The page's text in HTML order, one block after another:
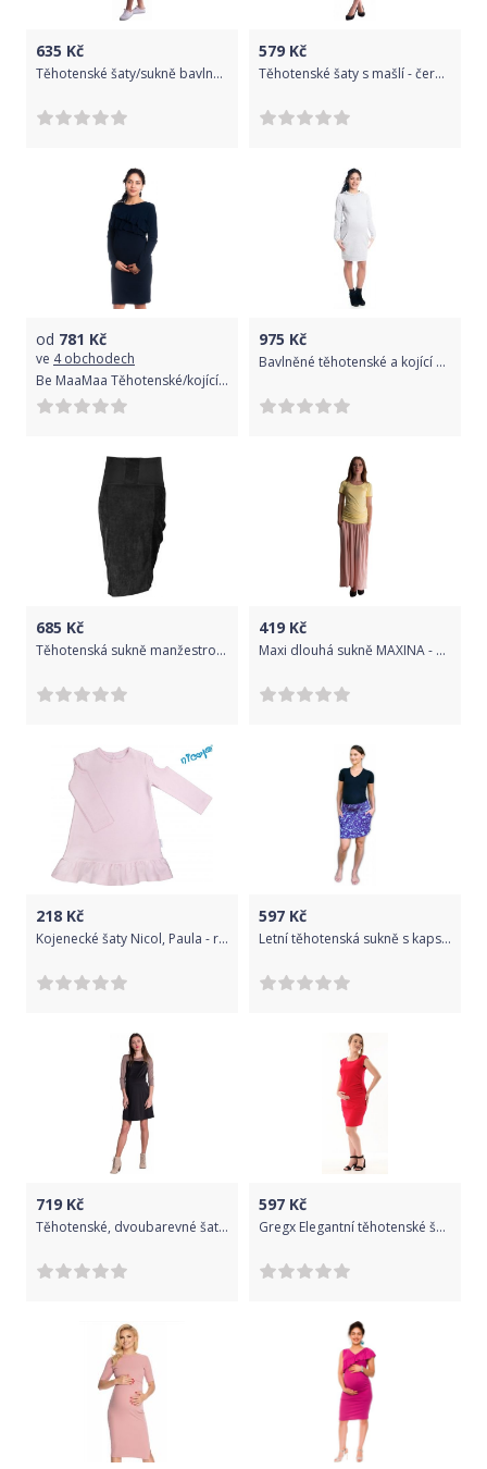
635 Kč
Těhotenské šaty/sukně bavlna - S LACLEM cappuccino velikost M
579 Kč
Těhotenské šaty s mašlí - černé, Velikosti těh. moda XS (32-34)
od 781 Kč
ve 4 obchodech
Be MaaMaa Těhotenské/kojící šaty s volánkem, dlouhý rukáv - granátové
975 Kč
Bavlněné těhotenské a kojící šaty s kapucí dlouhý rukáv - ANAIS světle šedé - BeMaaMaa velikost M (38)
685 Kč
Těhotenská sukně manžestrová - MALO černá velikost M
419 Kč
Maxi dlouhá sukně MAXINA - pleťová
218 Kč
Kojenecké šaty Nicol, Paula - růžové, vel. 98
597 Kč
Letní těhotenská sukně s kapsami - vzor č. 01, Velikosti těh. moda L/XL
719 Kč
Těhotenské, dvoubarevné šaty s 3/4 rukávem - černé, Velikosti těh. moda L (40)
597 Kč
Gregx Elegantní těhotenské šaty bez rukávů - červené, Velikosti těh. moda XS/S